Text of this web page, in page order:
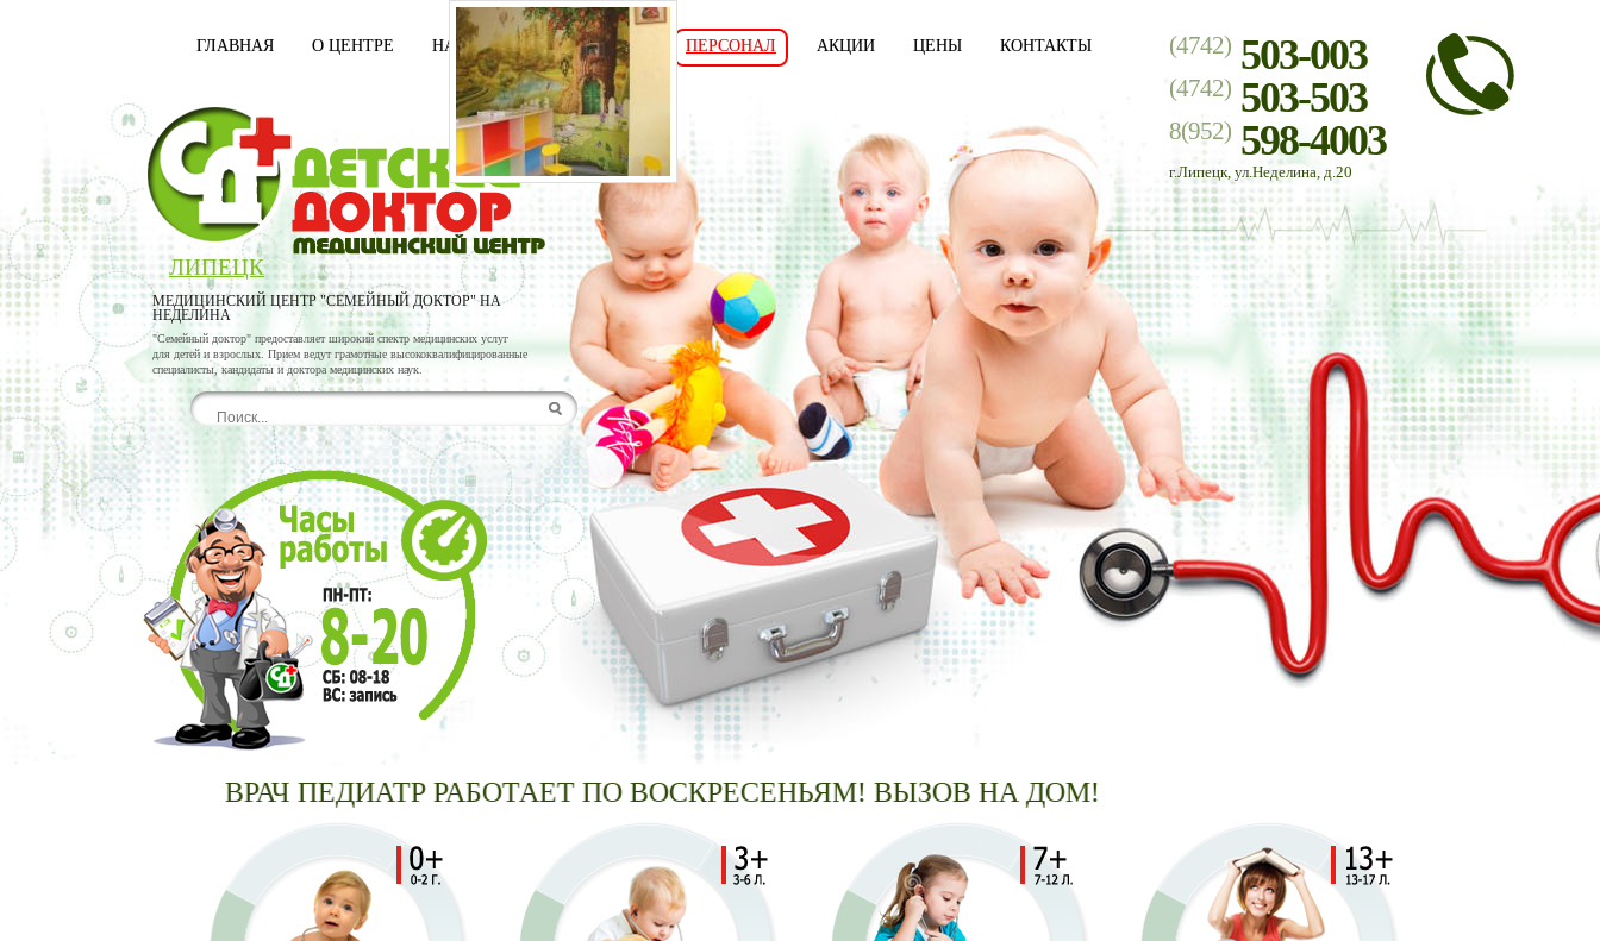
ГЛАВНАЯ О ЦЕНТРЕ НАШИ ВРАЧИ УСЛУГИ ПЕРСОНАЛ АКЦИИ ЦЕНЫ КОНТАКТЫ (4742) 503-003
(4742) 503-503
8(952) 598-4003
г.Липецк, ул.Неделина, д.20
ЛИПЕЦК
МЕДИЦИНСКИЙ ЦЕНТР "СЕМЕЙНЫЙ ДОКТОР" НА
НЕДЕЛИНА
"Семейный доктор" предоставляет широкий спектр медицинских услуг
для детей и взрослых. Прием ведут грамотные высококвалифицированные
специалисты, кандидаты и доктора медицинских наук.
ВРАЧ ПЕДИАТР РАБОТАЕТ ПО ВОСКРЕСЕНЬЯМ! ВЫЗОВ НА ДОМ!